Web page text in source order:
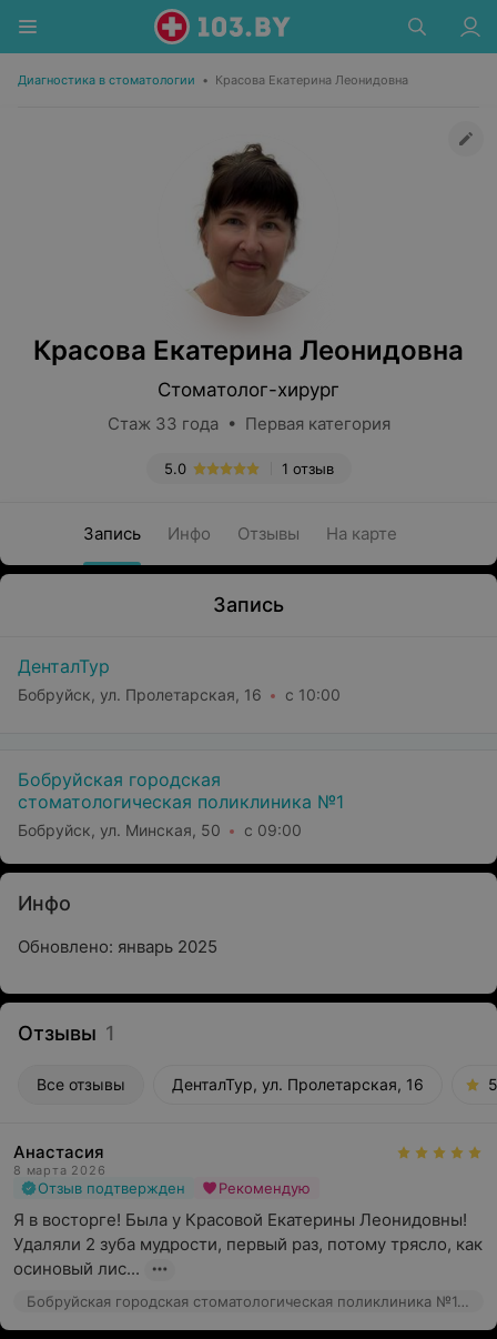
Диагностика в стоматологии • Красова Екатерина Леонидовна
Красова Екатерина Леонидовна
Стоматолог-хирург
Стаж 33 года • Первая категория
1 отзыв
5.0
Запись Инфо Отзывы На карте
Запись
ДенталТур
Бобруйск, ул. Пролетарская, 16 с 10:00
Бобруйская городская
стоматологическая поликлиника №1
Бобруйск, ул. Минская, 50 с 09:00
Инфо
Обновлено: январь 2025
Отзывы 1
Все отзывы ДенталТур, ул. Пролетарская, 16
Анастасия
8 марта 2026
Отзыв подтвержден Рекомендую
Я в восторге! Была у Красовой Екатерины Леонидовны!
Удаляли 2 зуба мудрости, первый раз, потому трясло, как
осиновый лис...
Бобруйская городская стоматологическая поликлиника №1, ул. Минская, 50